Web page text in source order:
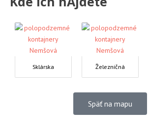
Sklárska Železničná
Späť na mapu